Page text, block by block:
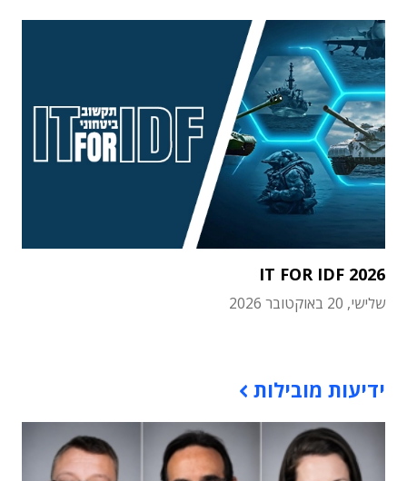
IT FOR IDF 2026
שלישי, 20 באוקטובר 2026
ידיעות מובילות